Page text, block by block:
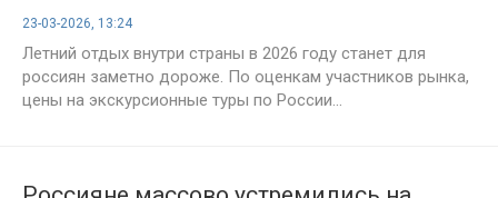
23-03-2026, 13:24
Летний отдых внутри страны в 2026 году станет для
россиян заметно дороже. По оценкам участников рынка,
цены на экскурсионные туры по России...